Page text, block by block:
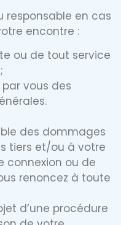
responsable en cas
encontre :
ou de tout service
vous des
des dommages
tiers et/ou à votre
connexion ou de
renoncez à toute
d’une procédure